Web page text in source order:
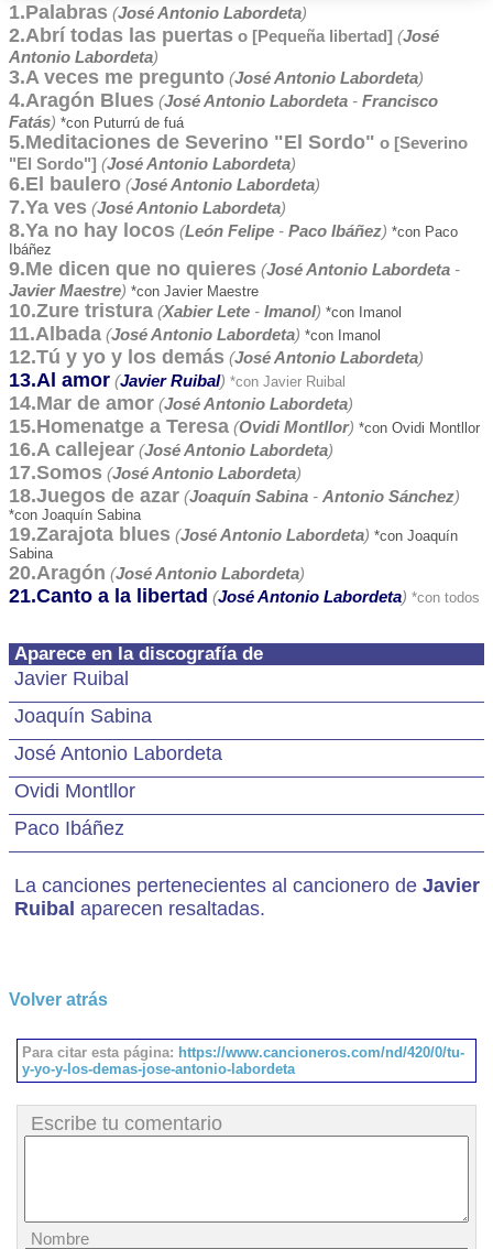
Aparece en la discografía de
Javier Ruibal
Joaquín Sabina
José Antonio Labordeta
Ovidi Montllor
Paco Ibáñez
La canciones pertenecientes al cancionero de Javier
Ruibal aparecen resaltadas.
1.Palabras (José Antonio Labordeta)
2.Abrí todas las puertas o [Pequeña libertad] (José
Antonio Labordeta)
3.A veces me pregunto (José Antonio Labordeta)
4.Aragón Blues (José Antonio Labordeta - Francisco
Fatás) *con Puturrú de fuá
5.Meditaciones de Severino "El Sordo" o [Severino
"El Sordo"] (José Antonio Labordeta)
6.El baulero (José Antonio Labordeta)
7.Ya ves (José Antonio Labordeta)
8.Ya no hay locos (León Felipe - Paco Ibáñez) *con Paco
Ibáñez
9.Me dicen que no quieres (José Antonio Labordeta -
Javier Maestre) *con Javier Maestre
10.Zure tristura (Xabier Lete - Imanol) *con Imanol
11.Albada (José Antonio Labordeta) *con Imanol
12.Tú y yo y los demás (José Antonio Labordeta)
13.Al amor (Javier Ruibal) *con Javier Ruibal
14.Mar de amor (José Antonio Labordeta)
15.Homenatge a Teresa (Ovidi Montllor) *con Ovidi Montllor
16.A callejear (José Antonio Labordeta)
17.Somos (José Antonio Labordeta)
18.Juegos de azar (Joaquín Sabina - Antonio Sánchez)
*con Joaquín Sabina
19.Zarajota blues (José Antonio Labordeta) *con Joaquín
Sabina
20.Aragón (José Antonio Labordeta)
21.Canto a la libertad (José Antonio Labordeta) *con todos
Volver atrás
Para citar esta página: https://www.cancioneros.com/nd/420/0/tu-
y-yo-y-los-demas-jose-antonio-labordeta
Escribe tu comentario
Nombre